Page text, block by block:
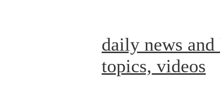
daily news
topics, videos